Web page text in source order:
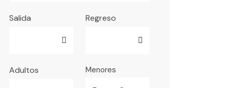
Salida Regreso
Adultos Menores